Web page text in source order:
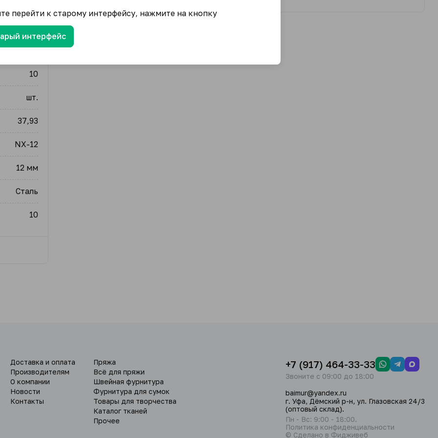
упак.
10
шт.
37,93
NX-12
12 мм
Сталь
10
Доставка и оплата
Производителям
О компании
Новости
Контакты
Пряжа
Всё для пряжи
Швейная фурнитура
Фурнитура для сумок
Товары для творчества
Каталог тканей
Прочее
+7 (917) 464-33-33
Звоните с 09:00 до 18:00
baimur@yandex.ru
г. Уфа, Дёмский р-н, ул. Глазовская 24/3
(оптовый склад).
Пн - Вс: 9:00 - 18:00.
Политика конфиденциальности
© Сделано в Фидживеб
перейти к старому интерфейсу, нажмите на кнопку
интерфейс